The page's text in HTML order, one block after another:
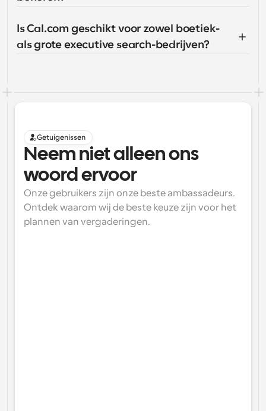
Is Cal.com geschikt voor zowel boetiek-
als grote executive search-bedrijven?
Getuigenissen
Neem niet alleen ons
woord ervoor
Onze gebruikers zijn onze beste ambassadeurs.
Ontdek waarom wij de beste keuze zijn voor het
plannen van vergaderingen.